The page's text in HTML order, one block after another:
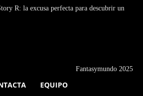
R: la excusa perfecta para descubrir un
Fantasymundo 2025
EQUIPO